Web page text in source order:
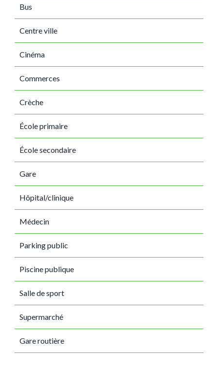
Bus
Centre ville
Cinéma
Commerces
Crèche
École primaire
École secondaire
Gare
Hôpital/clinique
Médecin
Parking public
Piscine publique
Salle de sport
Supermarché
Gare routière